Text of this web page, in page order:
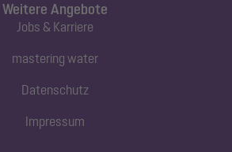
Weitere Angebote
Jobs & Karriere
mastering water
Datenschutz
Impressum